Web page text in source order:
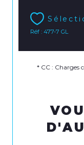
Réf : 477-7 GL
* CC : Charges